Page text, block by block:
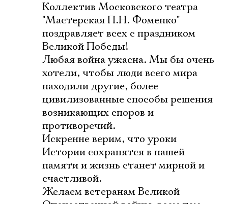
Коллектив Московского театра
"Мастерская П.Н. Фоменко"
поздравляет всех с праздником
Великой Победы!
Любая война ужасна. Мы бы очень
хотели, чтобы люди всего мира
находили другие, более
цивилизованные способы решения
возникающих споров и
противоречий.
Искренне верим, что уроки
Истории сохранятся в нашей
памяти и жизнь станет мирной и
счастливой.
Желаем ветеранам Великой